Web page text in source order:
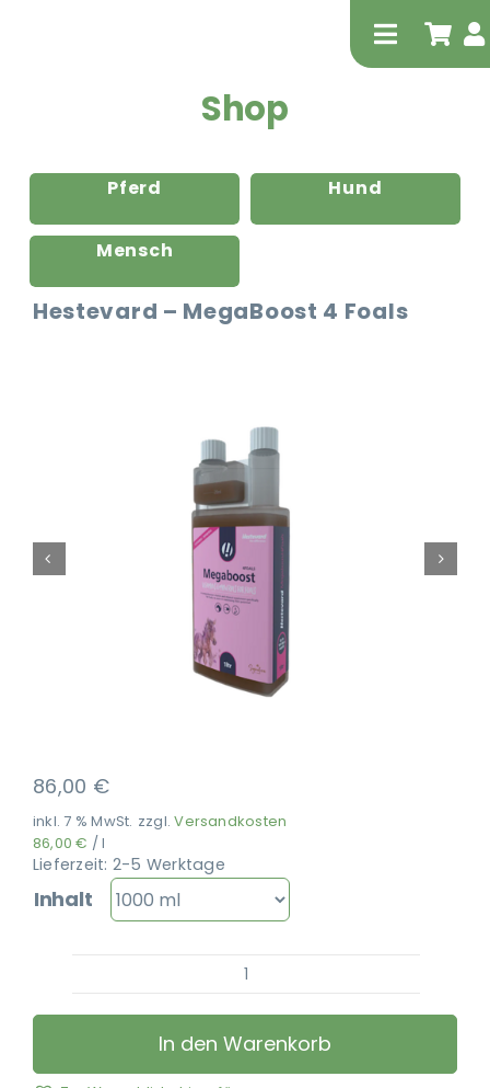
Toggle
Shop
Pferd Hund
Mensch
Hestevard – MegaBoost 4 Foals
86,00 €
inkl. 7 % MwSt. zzgl.Versandkosten
86,00€ /l
Lieferzeit: 2-5 Werktage
Inhalt
Hestevard
–
MegaBoost
In den Warenkorb